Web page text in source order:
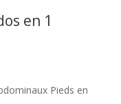
en 1
Pieds en